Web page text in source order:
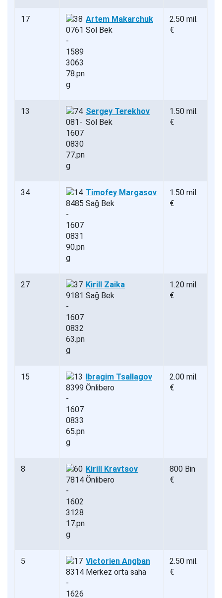
17
Artem Makarchuk
Sol Bek
2.50 mil.
€
13
Sergey Terekhov
Sol Bek
1.50 mil.
€
34
Timofey Margasov
Sağ Bek
1.50 mil.
€
27
Kirill Zaika
Sağ Bek
1.20 mil.
€
15
Ibragim Tsallagov
Önlibero
2.00 mil.
€
8
Kirill Kravtsov
Önlibero
800 Bin
€
5
Victorien Angban
Merkez orta saha
2.50 mil.
€